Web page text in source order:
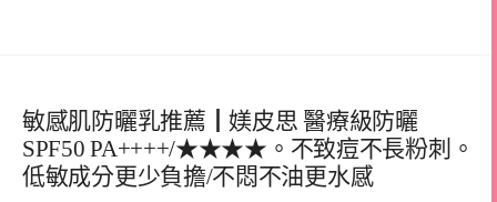
敏感肌防曬乳推薦┃媄皮思 醫療級防曬
SPF50 PA++++/★★★★。不致痘不長粉刺。
低敏成分更少負擔/不悶不油更水感